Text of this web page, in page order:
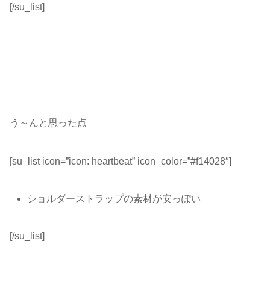
[/su_list]
う～んと思った点
[su_list icon=”icon: heartbeat” icon_color=”#f14028″]
ショルダーストラップの素材が安っぽい
[/su_list]